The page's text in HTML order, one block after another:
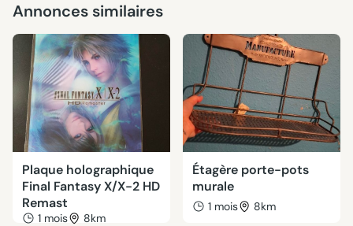
Annonces similaires
Plaque holographique
Final Fantasy X/X-2 HD
Remast
1 mois 8km
Étagère porte-pots
murale
1 mois 8km